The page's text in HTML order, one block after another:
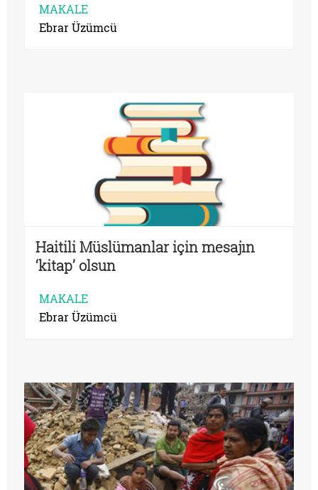
MAKALE
Ebrar Üzümcü
Haitili Müslümanlar için mesajın
‘kitap’ olsun
MAKALE
Ebrar Üzümcü